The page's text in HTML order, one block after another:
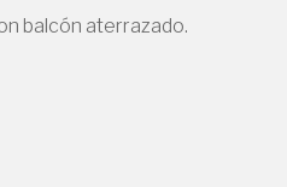
balcón aterrazado.